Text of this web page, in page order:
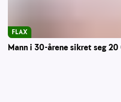
Mann i 30-årene sikret seg
FLAX